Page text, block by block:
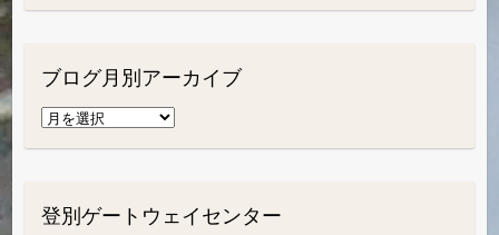
ブログ月別アーカイブ
ブ
ロ
別
登別ゲートウェイセンター